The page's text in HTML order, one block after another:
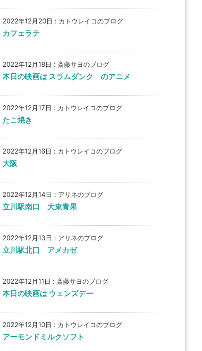
2022年12月20日 : カトウレイコのブログ
カフェラテ
2022年12月18日 : 斎藤サヨのブログ
本日の映画は スラムダンク のアニメ
2022年12月17日 : カトウレイコのブログ
たこ焼き
2022年12月16日 : カトウレイコのブログ
大阪
2022年12月14日 : アリネのブログ
立川駅南口 大東青果
2022年12月13日 : アリネのブログ
立川駅北口 アメカゼ
2022年12月11日 : 斎藤サヨのブログ
本日の映画は ウェンズデー
2022年12月10日 : カトウレイコのブログ
アーモンドミルクソフト